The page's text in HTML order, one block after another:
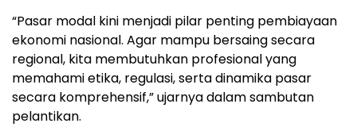
“Pasar modal kini menjadi pilar penting pembiayaan
ekonomi nasional. Agar mampu bersaing secara
regional, kita membutuhkan profesional yang
memahami etika, regulasi, serta dinamika pasar
secara komprehensif,” ujarnya dalam sambutan
pelantikan.